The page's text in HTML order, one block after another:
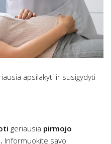
apsilakyti ir susigydyti
geriausia pirmojo
Informuokite savo